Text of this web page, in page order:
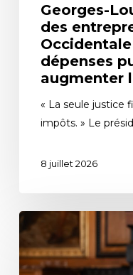
Georges-
des
dépenses
augmenter
« La seule justice
impôts. » Le
8 juillet 2026